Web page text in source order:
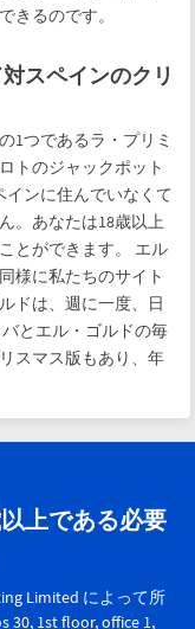
きるのです。
スペインのクリ
1つであるラ・プリミ
トのジャックポット
インに住んでいなくて
。あなたは18歳以上
とができます。 エル
様に私たちのサイト
ドは、週に一度、日
とエル・ゴルドの毎
スマス版もあり、年
上である必要
Limited によって所
30, 1st floor, office 1,